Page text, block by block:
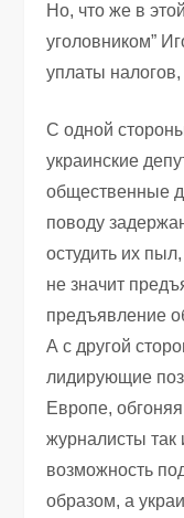
Но, что же в
уголовником”
уплаты
С одной
украинские
общественные
поводу
остудить их
не значит
предъявление
А с другой
лидирующие
Европе,
журналисты так
возможность
образом, а